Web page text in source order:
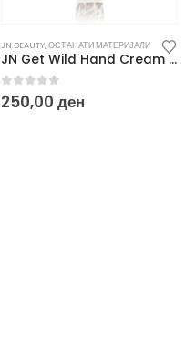
JN BEAUTY,ОСТАНАТИ МАТЕРИЈАЛИ
JN Get Wild Hand Cream – 20 g
0 out of 5
250,00 ден